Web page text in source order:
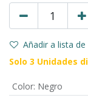
Añadir a lista de
Solo 3 Unidades
Color: Negro